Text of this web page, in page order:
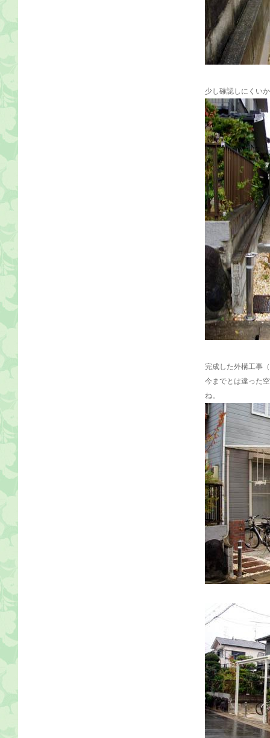
少し確認しにくい
完成した外構工事
今までとは違った
ね。